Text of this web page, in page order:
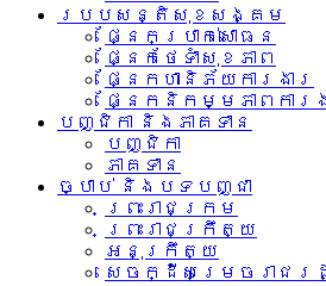
របបសន្តិសុខសង្គម
ផ្នែកប្រាក់សោធន
ផ្នែកថែទាំសុខភាព
ផ្នែកហានិភ័យការងារ
ផ្នែកនិកម្មភាពការង
បញ្ជិកា និងភាគទាន
បញ្ជិកា
ភាគទាន
ច្បាប់ និងបទបញ្ជា
ព្រះរាជក្រម
ព្រះរាជក្រឹត្យ
អនុក្រឹត្យ
សេចក្ដីសម្រេចរាជរ